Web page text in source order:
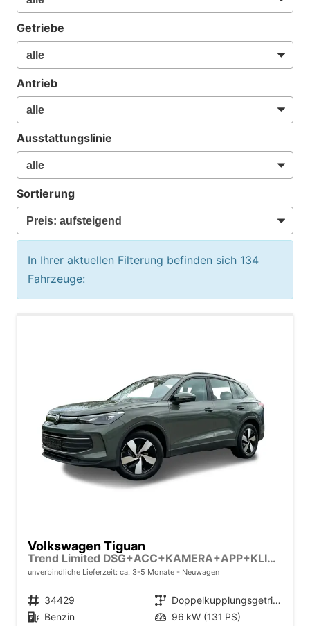
Getriebe
Antrieb
Ausstattungslinie
Sortierung
In Ihrer aktuellen Filterung befinden sich 134
Fahrzeuge:
Volkswagen Tiguan
Trend Limited DSG+ACC+KAMERA+APP+KLIMA+LED+17" LM
unverbindliche Lieferzeit: ca. 3-5 Monate Neuwagen
Fahrzeugnr. 34429 Getriebe
Doppelkupplungsgetriebe (DSG)
Kraftstoff Benzin Leistung 96 kW (131 PS)